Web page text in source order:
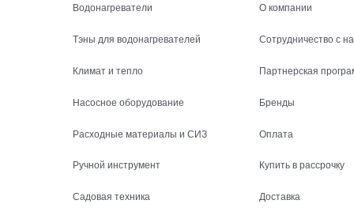
Водонагреватели
Тэны для водонагревателей
Климат и тепло
Насосное оборудование
Расходные материалы и СИЗ
Ручной инструмент
Садовая техника
О компании
Сотрудничество с
Партнерская
Бренды
Оплата
Купить в рассрочку
Доставка